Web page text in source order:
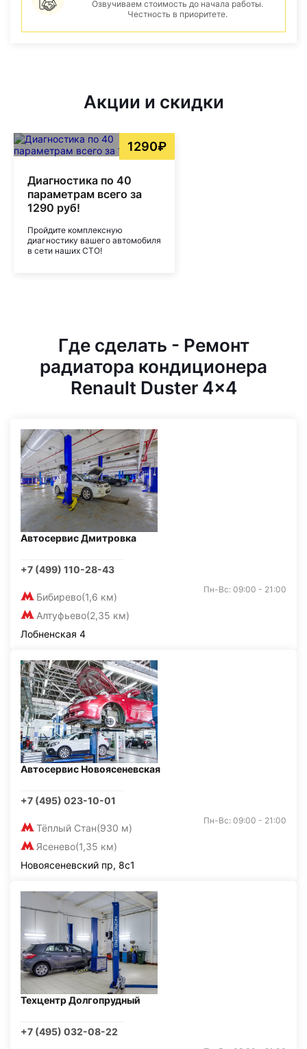
Озвучиваем стоимость до начала работы.
Честность в приоритете.
Акции и скидки
1290₽
Диагностика по 40
параметрам всего за
1290 руб!
Пройдите комплексную
диагностику вашего автомобиля
в сети наших СТО!
Где сделать - Ремонт
радиатора кондиционера
Renault Duster 4x4
Автосервис Дмитровка
+7 (499) 110-28-43
Бибирево(1,6 км)
Алтуфьево(2,35 км)
Пн-Вс: 09:00 - 21:00
Лобненская 4
Автосервис Новоясеневская
+7 (495) 023-10-01
Тёплый Стан(930 м)
Ясенево(1,35 км)
Пн-Вс: 09:00 - 21:00
Новоясеневский пр, 8с1
Техцентр Долгопрудный
+7 (495) 032-08-22